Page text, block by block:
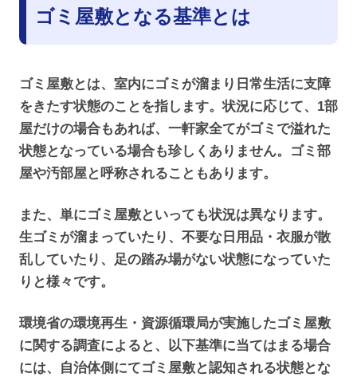
ゴミ屋敷となる基準とは
ゴミ屋敷とは、室内にゴミが溜まり日常生活に支障
をきたす状態のことを指します。状況に応じて、1部
屋だけの場合もあれば、一軒家全てがゴミで溢れた
状態となっている場合も珍しくありません。ゴミ部
屋や汚部屋と呼称されることもあります。
また、単にゴミ屋敷といっても状況は異なります。
生ゴミが溜まっていたり、不要な日用品・衣服が散
乱していたり、足の踏み場がない状態になっていた
りと様々です。
環境省の環境再生・資源循環局が実施したゴミ屋敷
に関する調査によると、以下基準に当てはまる場合
には、自治体側にてゴミ屋敷と認知される状態とな